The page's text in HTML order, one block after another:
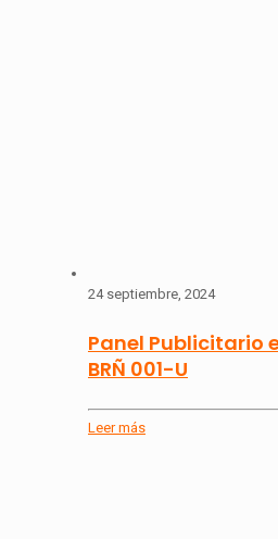
24 septiembre, 2024
Panel Publicitario
BRÑ 001-U
Leer más